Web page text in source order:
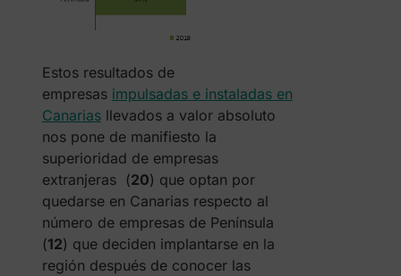
Estos resultados de
empresas impulsadas e instaladas en
Canariasllevados a valor absoluto
nos pone de manifiesto la
superioridad de empresas
extranjeras (20) que optan por
quedarse en Canarias respecto al
número de empresas de Península
(12) que deciden implantarse en la
región después de conocer las